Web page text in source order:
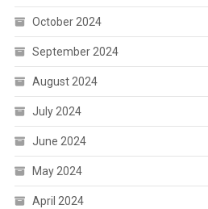
October 2024
September 2024
August 2024
July 2024
June 2024
May 2024
April 2024